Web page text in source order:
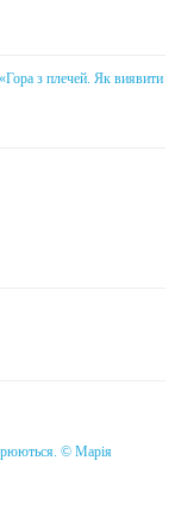
з плечей. Як виявити
© Марія